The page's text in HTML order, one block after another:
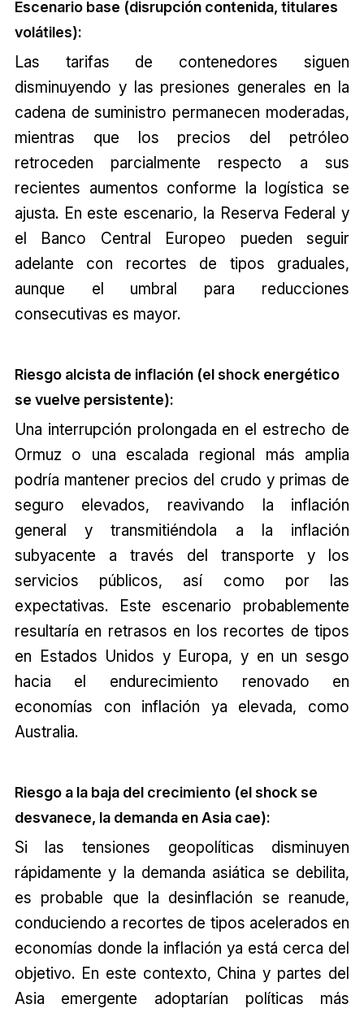
Escenario base (disrupción contenida, titulares
volátiles):
Las tarifas de contenedores siguen
disminuyendo y las presiones generales en la
cadena de suministro permanecen moderadas,
mientras que los precios del petróleo
retroceden parcialmente respecto a sus
recientes aumentos conforme la logística se
ajusta. En este escenario, la Reserva Federal y
el Banco Central Europeo pueden seguir
adelante con recortes de tipos graduales,
aunque el umbral para reducciones
consecutivas es mayor.
Riesgo alcista de inflación (el shock energético
se vuelve persistente):
Una interrupción prolongada en el estrecho de
Ormuz o una escalada regional más amplia
podría mantener precios del crudo y primas de
seguro elevados, reavivando la inflación
general y transmitiéndola a la inflación
subyacente a través del transporte y los
servicios públicos, así como por las
expectativas. Este escenario probablemente
resultaría en retrasos en los recortes de tipos
en Estados Unidos y Europa, y en un sesgo
hacia el endurecimiento renovado en
economías con inflación ya elevada, como
Australia.
Riesgo a la baja del crecimiento (el shock se
desvanece, la demanda en Asia cae):
Si las tensiones geopolíticas disminuyen
rápidamente y la demanda asiática se debilita,
es probable que la desinflación se reanude,
conduciendo a recortes de tipos acelerados en
economías donde la inflación ya está cerca del
objetivo. En este contexto, China y partes del
Asia emergente adoptarían políticas más